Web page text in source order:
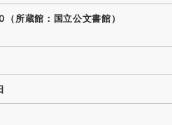
所蔵館：国立公文書館）